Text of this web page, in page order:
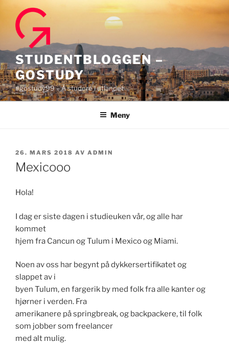
innhold
STUDENTBLOGGEN –
GOSTUDY
#gostudy99 – Å studere i utlandet
Meny
PUBLISERT
26. MARS 2018 AV ADMIN
Mexicooo
Hola!
I dag er siste dagen i studieuken vår, og alle har
kommet
hjem fra Cancun og Tulum i Mexico og Miami.
Noen av oss har begynt på dykkersertifikatet og
slappet av i
byen Tulum, en fargerik by med folk fra alle kanter og
hjørner i verden. Fra
amerikanere på springbreak, og backpackere, til folk
som jobber som freelancer
med alt mulig.